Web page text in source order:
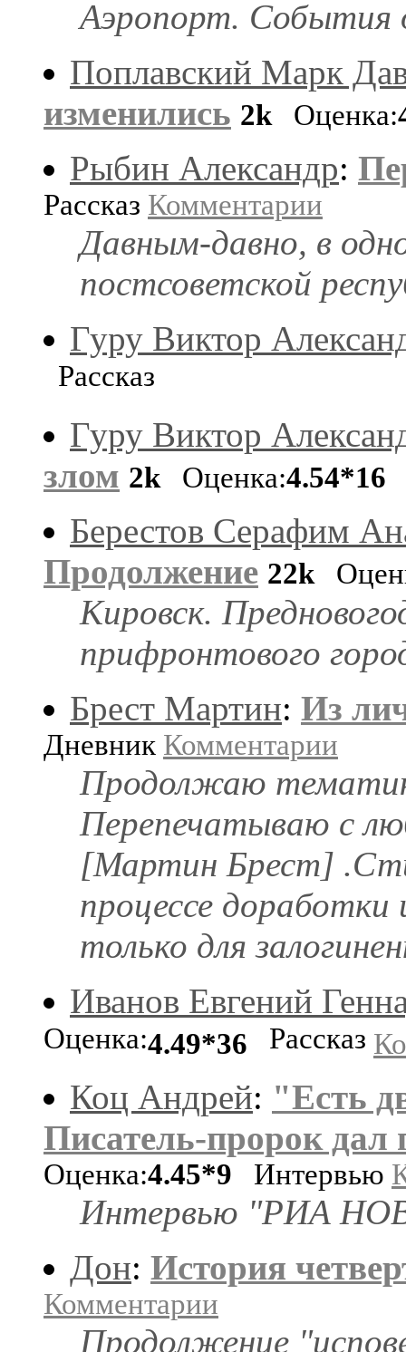
Аэропорт. События
Поплавский Марк
изменились 2k Оценка:
Рыбин Александр:
Рассказ Комментарии
Давным-давно, в
постсоветской
Гуру Виктор
Рассказ
Гуру Виктор
злом 2k Оценка:4.54*16
Берестов Серафим
Продолжение 22k
Кировск.
прифронтового
Брест Мартин: Из
Дневник Комментарии
Продолжаю
Перепечатываю с
[Мартин Брест]
процессе
только для
Иванов Евгений
Оценка:4.49*36 Рассказ
Коц Андрей: "Есть
Писатель-пророк дал
Оценка:4.45*9 Интервью
Интервью "РИА
Дон: История
Комментарии
Продолжение